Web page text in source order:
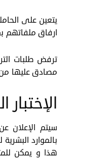
يتعين على
ارفاق ملفاتهم
ترفض طلبات
مصادق عليها
سيتم الإعلان
بالموارد
هذا و يمكن